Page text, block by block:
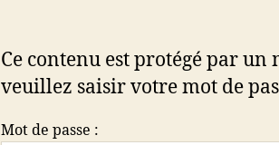
Ce contenu est protégé par un
veuillez saisir votre mot de
Mot de passe :